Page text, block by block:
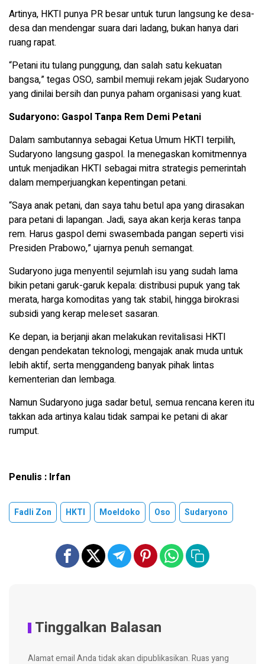
Artinya, HKTI punya PR besar untuk turun langsung ke desa-
desa dan mendengar suara dari ladang, bukan hanya dari
ruang rapat.
“Petani itu tulang punggung, dan salah satu kekuatan
bangsa,” tegas OSO, sambil memuji rekam jejak Sudaryono
yang dinilai bersih dan punya paham organisasi yang kuat.
Sudaryono: Gaspol Tanpa Rem Demi Petani
Dalam sambutannya sebagai Ketua Umum HKTI terpilih,
Sudaryono langsung gaspol. Ia menegaskan komitmennya
untuk menjadikan HKTI sebagai mitra strategis pemerintah
dalam memperjuangkan kepentingan petani.
“Saya anak petani, dan saya tahu betul apa yang dirasakan
para petani di lapangan. Jadi, saya akan kerja keras tanpa
rem. Harus gaspol demi swasembada pangan seperti visi
Presiden Prabowo,” ujarnya penuh semangat.
Sudaryono juga menyentil sejumlah isu yang sudah lama
bikin petani garuk-garuk kepala: distribusi pupuk yang tak
merata, harga komoditas yang tak stabil, hingga birokrasi
subsidi yang kerap meleset sasaran.
Ke depan, ia berjanji akan melakukan revitalisasi HKTI
dengan pendekatan teknologi, mengajak anak muda untuk
lebih aktif, serta menggandeng banyak pihak lintas
kementerian dan lembaga.
Namun Sudaryono juga sadar betul, semua rencana keren itu
takkan ada artinya kalau tidak sampai ke petani di akar
rumput.
Penulis : Irfan
Fadli Zon HKTI Moeldoko Oso Sudaryono
Tinggalkan Balasan
Alamat email Anda tidak akan dipublikasikan.Ruas yang